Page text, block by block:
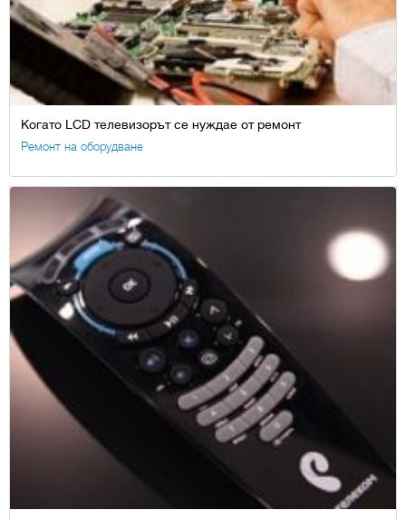
Когато LCD телевизорът се нуждае от ремонт
Ремонт на оборудване